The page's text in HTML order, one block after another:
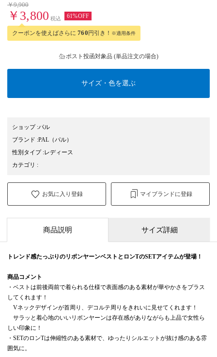
￥9,900
￥3,800 税込 61%OFF
クーポンを使えばさらに 760円引き！ ※適用条件
ポスト投函対象品 (単品注文の場合)
サイズ・色を選ぶ
ショップ:パル
ブランド :PAL （パル）
性別タイプ:レディース
カテゴリ :
お気に入り登録 マイブランドに登録
商品説明 サイズ詳細
トレンド感たっぷりのリボンヤーンベスト とロンTのSETアイテムが登場！
商品コメント
・ベストは前後両前で着られる仕様で表面感のある素材が華やかさをプラス
してくれます！
Vネックデザインが首周り、デコルテ周りをきれいに見せてくれます！
サラッと着心地のいいリボンヤーンは存在感がありながらも上品で女性ら
しい印象に！
・SETのロンTは伸縮性のある素材で、ゆったりシルエットが抜け感のある雰
囲気に。